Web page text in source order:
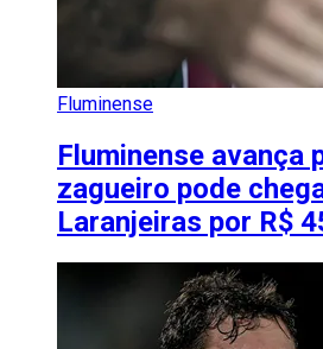
Fluminense
Fluminense avança
zagueiro pode
Laranjeiras por R$